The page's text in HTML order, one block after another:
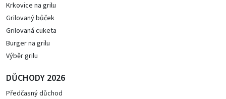
Krkovice na grilu
Grilovaný bůček
Grilovaná cuketa
Burger na grilu
Výběr grilu
DŮCHODY 2026
Předčasný důchod